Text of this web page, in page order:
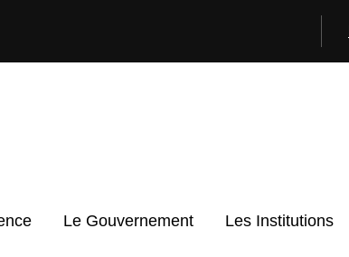
Le Gouvernement Les Institutions